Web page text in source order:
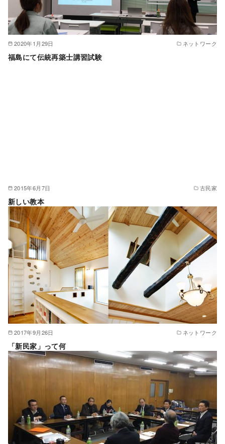
2020年1月29日 ネットワーク
福島にて伝統再築士講習試験
2015年6月7日 古民家
新しい教本
2017年9月26日 ネットワーク
「新民家」って何